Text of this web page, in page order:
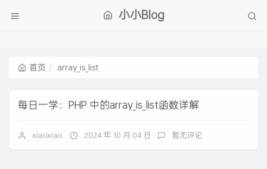
小小Blog
首页 array_is_list
每日一学：PHP 中的array_is_list函数详解
xiaoxiao 2024 年 10 月 04 日 暂无评论